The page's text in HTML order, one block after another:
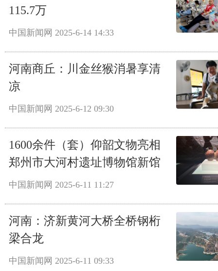
115.7万
中国新闻网 2025-6-14 14:33
河南商丘：川金丝猴消暑享清
凉
中国新闻网 2025-6-12 09:30
1600余件（套）仰韶文物亮相
郑州市大河村遗址博物馆新馆
中国新闻网 2025-6-11 11:27
河南：济新黄河大桥全桥钢桁
梁合龙
中国新闻网 2025-6-11 09:33